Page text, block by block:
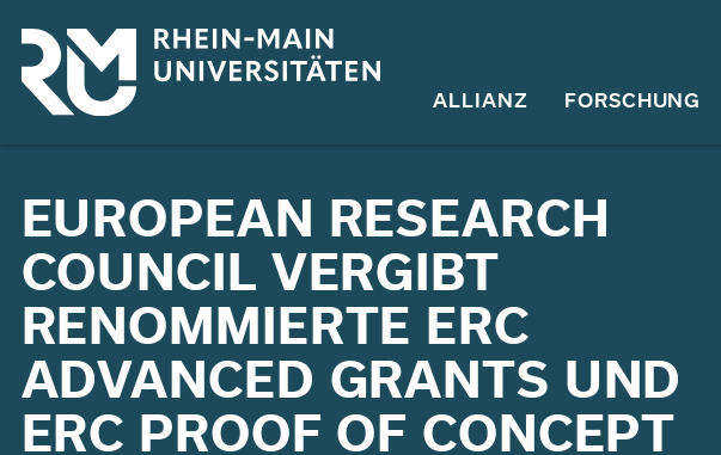
zum
Inhalt
ALLIANZ FORSCHUNG
EUROPEAN RESEARCH
COUNCIL VERGIBT
RENOMMIERTE ERC
ADVANCED GRANTS UND
ERC PROOF OF CONCEPT